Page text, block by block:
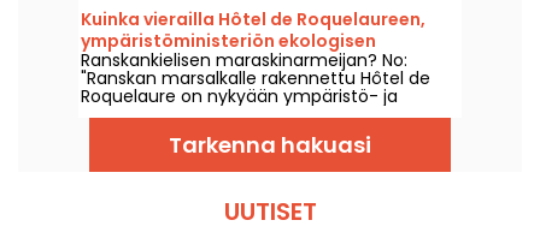
kaiverrettujen symbolien ansiosta Pariisi on
vapaamuurarien pääkaupunki. Seuraa
vapaamuurareiden jalanjälkiä, lue kivien
välistä ja tutustu tähän vihkiytyneeseen
Pariisiin.
Kuinka vierailla Hôtel de Roquelaureen,
ympäristöministeriön ekologisen
siirtymän yksityistalossa?
Ranskankielisen maraskinarmeijan? No:
"Ranskan marsalkalle rakennettu Hôtel de
Roquelaure on nykyään ympäristö- ja
siirtymäministeriön päämaja. Tutustu sen
historiaan, sen seremonialisiin saleihin sekä
harvoihin tilaisuuksiin, joissa pääsee
vierailemaan siellä."
Tarkenna hakuasi
UUTISET